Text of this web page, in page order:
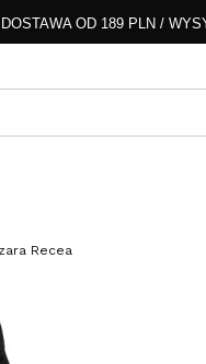
OD 189 PLN /
Recea